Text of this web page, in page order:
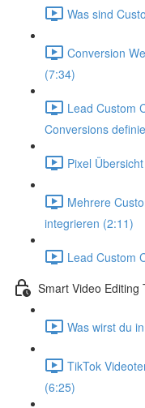
Was sind
Conversion
(7:34)
Lead Custom
Conversions
Pixel
Mehrere
integrieren (2:11)
Lead Custom
Smart Video Editing
Was wirst du
TikTok
(6:25)